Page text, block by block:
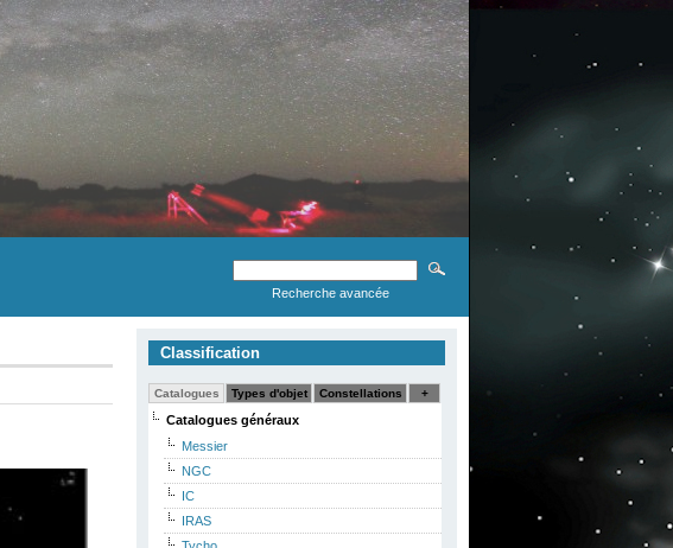
Recherche avancée
Classification
Catalogues Types d'objet Constellations +
Catalogues généraux
Messier
NGC
IC
IRAS